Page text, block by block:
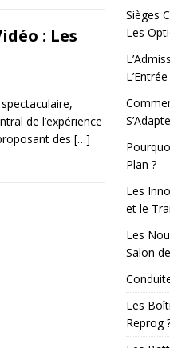
: Les
de l’expérience
des […]
Sièges
Les
Plan ?
Les
et le
Les
Salon
Les
Reprog